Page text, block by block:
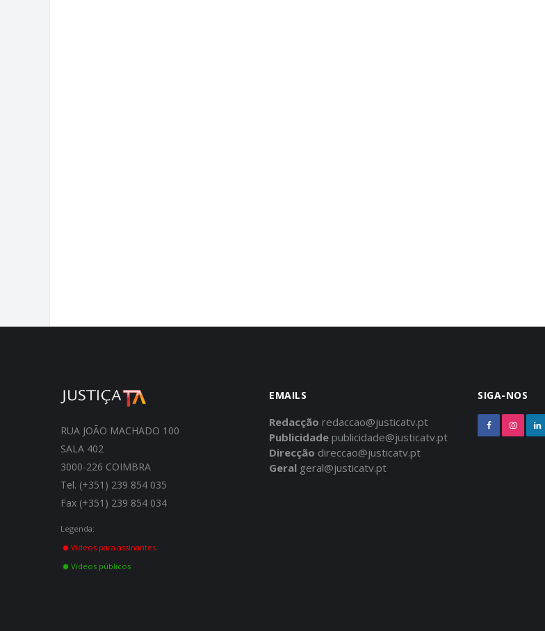
RUA JOÃO MACHADO 100
SALA 402
3000-226 COIMBRA
Tel. (+351) 239 854 035
Fax (+351) 239 854 034
Legenda:
Vídeos para assinantes
Vídeos públicos
EMAILS
Redacção redaccao@justicatv.pt
Publicidade publicidade@justicatv.pt
Direcção direccao@justicatv.pt
Geral geral@justicatv.pt
SIGA-NOS